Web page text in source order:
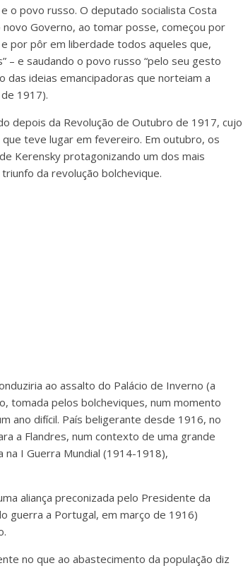
o povo russo. O deputado socialista Costa
Governo, ao tomar posse, começou por
por pôr em liberdade todos aqueles que,
– e saudando o povo russo “pelo seu gesto
ideias emancipadoras que norteiam a
1917).
depois da Revolução de Outubro de 1917, cujo
teve lugar em fevereiro. Em outubro, os
Kerensky protagonizando um dos mais
da revolução bolchevique.
ao assalto do Palácio de Inverno (a
tomada pelos bolcheviques, num momento
ano difícil. País beligerante desde 1916, no
a Flandres, num contexto de uma grande
I Guerra Mundial (1914-1918),
aliança preconizada pelo Presidente da
guerra a Portugal, em março de 1916)
no que ao abastecimento da população diz